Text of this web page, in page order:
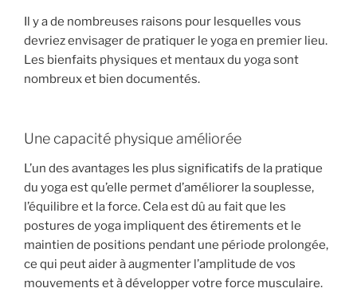
Il y a de nombreuses raisons pour lesquelles vous
devriez envisager de pratiquer le yoga en premier lieu.
Les bienfaits physiques et mentaux du yoga sont
nombreux et bien documentés.
Une capacité physique améliorée
L’un des avantages les plus significatifs de la pratique
du yoga est qu’elle permet d’améliorer la souplesse,
l’équilibre et la force. Cela est dû au fait que les
postures de yoga impliquent des étirements et le
maintien de positions pendant une période prolongée,
ce qui peut aider à augmenter l’amplitude de vos
mouvements et à développer votre force musculaire.